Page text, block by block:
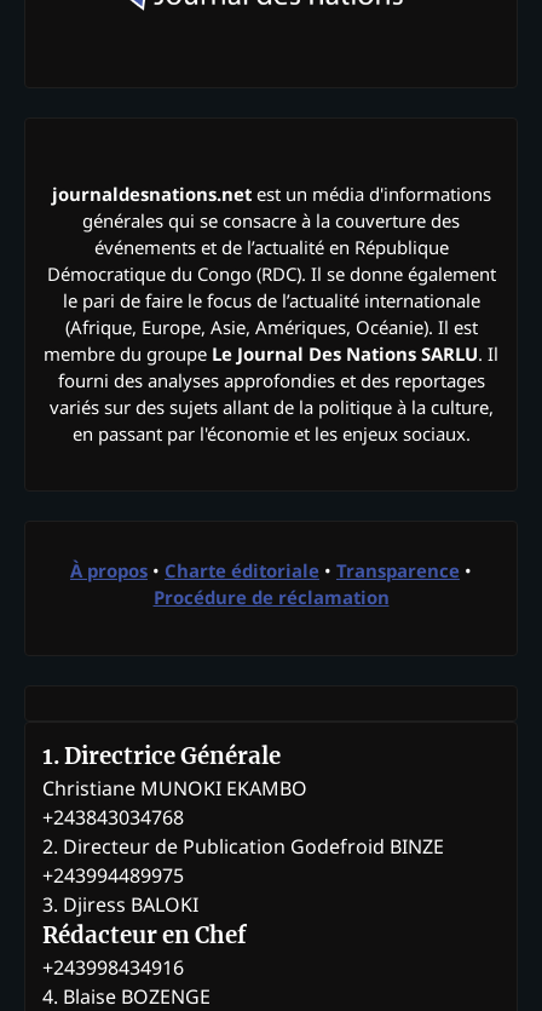
journaldesnations.netest un média d'informations
générales qui se consacre à la couverture des
événements et de l’actualité en République
Démocratique du Congo (RDC). Il se donne également
le pari de faire le focus de l’actualité internationale
(Afrique, Europe, Asie, Amériques, Océanie). Il est
membre du groupe Le Journal Des Nations SARLU. Il
fourni des analyses approfondies et des reportages
variés sur des sujets allant de la politique à la culture,
en passant par l'économie et les enjeux sociaux.
À propos • Charte éditoriale • Transparence •
Procédure de réclamation
1. Directrice Générale
Christiane MUNOKI EKAMBO
+243843034768
2. Directeur de Publication Godefroid BINZE
+243994489975
3. Djiress BALOKI
Rédacteur en Chef
+243998434916
4. Blaise BOZENGE